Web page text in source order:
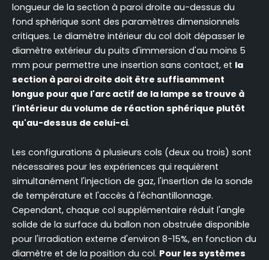
longueur de la section à paroi droite au-dessus du
fond sphérique sont des paramètres dimensionnels
critiques. Le diamètre intérieur du col doit dépasser le
diamètre extérieur du puits d'immersion d'au moins 5
mm pour permettre une insertion sans contact, et la
section à paroi droite doit être suffisamment
longue pour que l'arc actif de la lampe se trouve à
l'intérieur du volume de réaction sphérique plutôt
qu'au-dessus de celui-ci.
Les configurations à plusieurs cols (deux ou trois) sont
nécessaires pour les expériences qui requièrent
simultanément l'injection de gaz, l'insertion de la sonde
de température et l'accès à l'échantillonnage.
Cependant, chaque col supplémentaire réduit l'angle
solide de la surface du ballon non obstruée disponible
pour l'irradiation externe d'environ 8-15%, en fonction du
diamètre et de la position du col. Pour les systèmes